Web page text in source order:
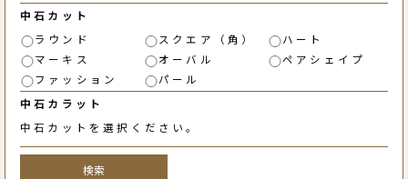
中石カット
ラウンド
スクエア（角）
ハート
マーキス
オーバル
ペアシェイプ
ファッション
パール
中石カラット
中石カットを選択ください。
検索